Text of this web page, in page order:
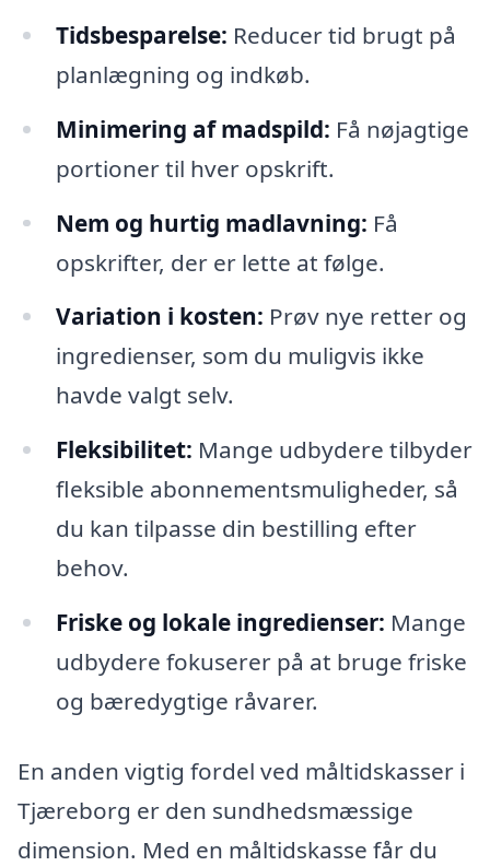
Tidsbesparelse: Reducer tid brugt på
planlægning og indkøb.
Minimering af madspild: Få nøjagtige
portioner til hver opskrift.
Nem og hurtig madlavning: Få
opskrifter, der er lette at følge.
Variation i kosten: Prøv nye retter og
ingredienser, som du muligvis ikke
havde valgt selv.
Fleksibilitet: Mange udbydere tilbyder
fleksible abonnementsmuligheder, så
du kan tilpasse din bestilling efter
behov.
Friske og lokale ingredienser: Mange
udbydere fokuserer på at bruge friske
og bæredygtige råvarer.
En anden vigtig fordel ved måltidskasser i
Tjæreborg er den sundhedsmæssige
dimension. Med en måltidskasse får du